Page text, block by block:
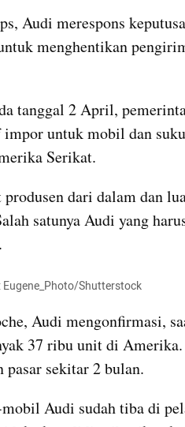
Audi merespons
menghentikan
tanggal 2 April,
untuk mobil dan
Serikat.
dari dalam dan
satunya Audi yang
Shutterstock
Audi mengonfirmasi,
37 ribu unit di
pasar sekitar 2 bulan.
Audi sudah tiba di